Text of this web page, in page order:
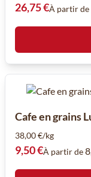
26,75 €À partir de
Cafe en grains
38,00 €/kg
9,50 €À partir de